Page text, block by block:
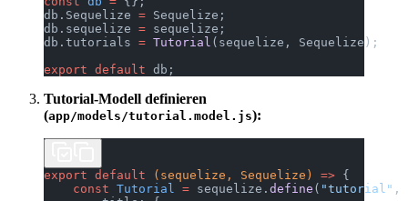
db.Sequelize = Sequelize;
db.sequelize = sequelize;
db.tutorials = Tutorial (sequelize, Sequelize);
export default db;
Tutorial-Modell definieren
(app/models/tutorial.model.js):
export default (sequelize, Sequelize) => {
    const
Tutorial = sequelize. define ( "tutorial" ,